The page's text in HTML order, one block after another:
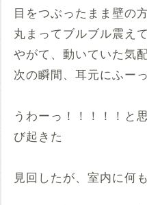
目をつぶったまま壁の
丸まってブルブル震え
やがて、動いていた気
次の瞬間、耳元にふー
うわーっ！！！！！と
び起きた
見回したが、室内に何